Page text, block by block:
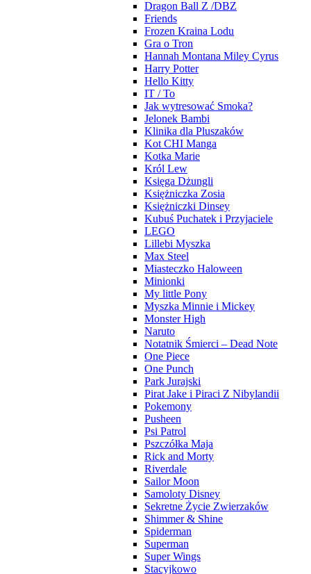
Dragon Ball Z /DBZ
Friends
Frozen Kraina Lodu
Gra o Tron
Hannah Montana Miley Cyrus
Harry Potter
Hello Kitty
IT / To
Jak wytresować Smoka?
Jelonek Bambi
Klinika dla Pluszaków
Kot CHI Manga
Kotka Marie
Król Lew
Księga Dżungli
Księżniczka Zosia
Księżniczki Dinsey
Kubuś Puchatek i Przyjaciele
LEGO
Lillebi Myszka
Max Steel
Miasteczko Haloween
Minionki
My little Pony
Myszka Minnie i Mickey
Monster High
Naruto
Notatnik Śmierci – Dead Note
One Piece
One Punch
Park Jurajski
Pirat Jake i Piraci Z Nibylandii
Pokemony
Pusheen
Psi Patrol
Pszczółka Maja
Rick and Morty
Riverdale
Sailor Moon
Samoloty Disney
Sekretne Życie Zwierzaków
Shimmer & Shine
Spiderman
Superman
Super Wings
Stacyjkowo